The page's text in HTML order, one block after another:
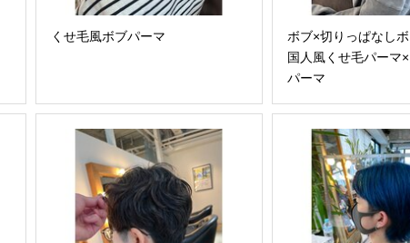
くせ毛風ボブパーマ
ボブ×切りっぱなし
国人風くせ毛パーマ
パーマ